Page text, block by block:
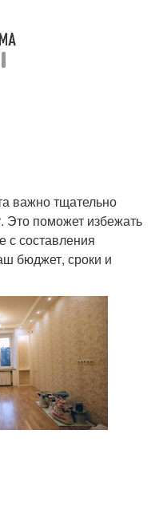
важно тщательно
Это поможет избежать
с составления
бюджет, сроки и